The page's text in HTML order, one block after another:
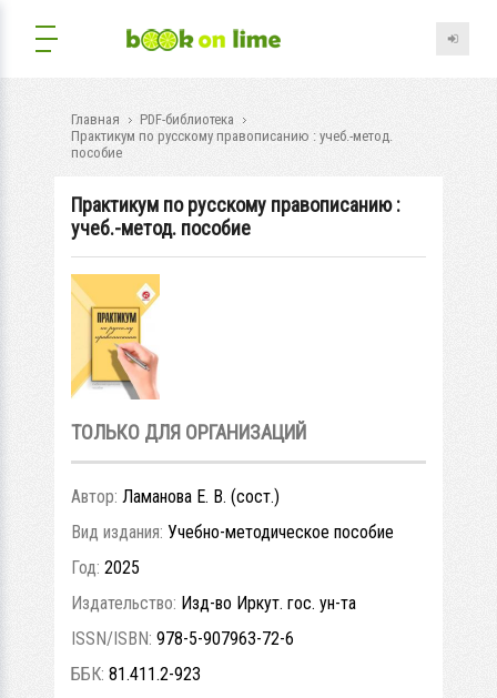
Главная
PDF-библиотека
Практикум по русскому правописанию : учеб.-метод.
пособие
Практикум по русскому правописанию :
учеб.-метод. пособие
ТОЛЬКО ДЛЯ ОРГАНИЗАЦИЙ
Автор: Ламанова Е. В. (сост.)
Вид издания: Учебно-методическое пособие
Год: 2025
Издательство: Изд-во Иркут. гос. ун-та
ISSN/ISBN: 978-5-907963-72-6
ББК: 81.411.2-923